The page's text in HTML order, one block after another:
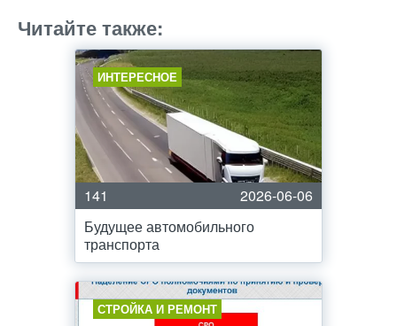
Читайте также:
ИНТЕРЕСНОЕ
141
2026-06-06
Будущее автомобильного
транспорта
СТРОЙКА И РЕМОНТ